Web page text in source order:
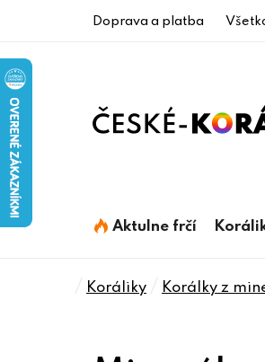
Doprava a platba
Aktulne frčí
Domov
Koráliky Korálky z